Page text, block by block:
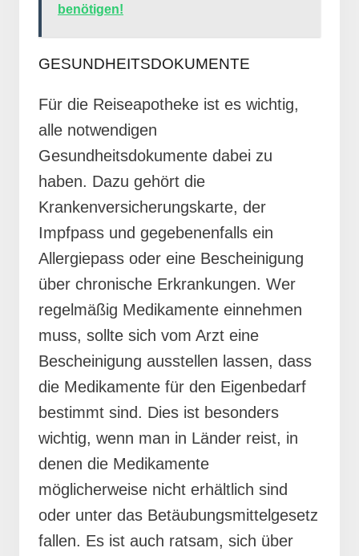
benötigen!
GESUNDHEITSDOKUMENTE
Für die Reiseapotheke ist es wichtig,
alle notwendigen
Gesundheitsdokumente dabei zu
haben. Dazu gehört die
Krankenversicherungskarte, der
Impfpass und gegebenenfalls ein
Allergiepass oder eine Bescheinigung
über chronische Erkrankungen. Wer
regelmäßig Medikamente einnehmen
muss, sollte sich vom Arzt eine
Bescheinigung ausstellen lassen, dass
die Medikamente für den Eigenbedarf
bestimmt sind. Dies ist besonders
wichtig, wenn man in Länder reist, in
denen die Medikamente
möglicherweise nicht erhältlich sind
oder unter das Betäubungsmittelgesetz
fallen. Es ist auch ratsam, sich über